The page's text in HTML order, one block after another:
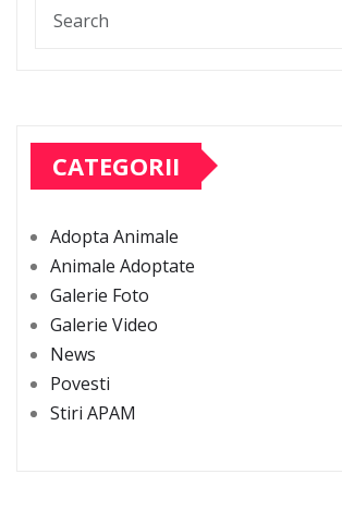
CATEGORII
Adopta Animale
Animale Adoptate
Galerie Foto
Galerie Video
News
Povesti
Stiri APAM